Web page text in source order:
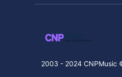
2003 - 2024 CNPMusic